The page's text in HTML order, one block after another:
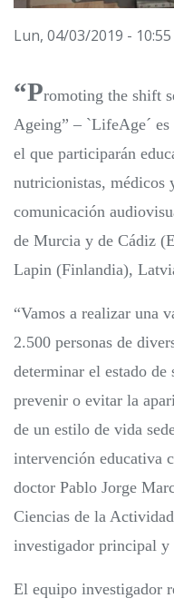
Lun, 04/03/2019 - 10:55
“Promoting the shift
Ageing” – `LifeAge´
el que participarán
nutricionistas, médicos
comunicación
de Murcia y de Cádiz
Lapin (Finlandia),
“Vamos a realizar una
2.500 personas de
determinar el estado
prevenir o evitar la
de un estilo de vida
intervención educativa
doctor Pablo Jorge
Ciencias de la
investigador principal y
El equipo investigador